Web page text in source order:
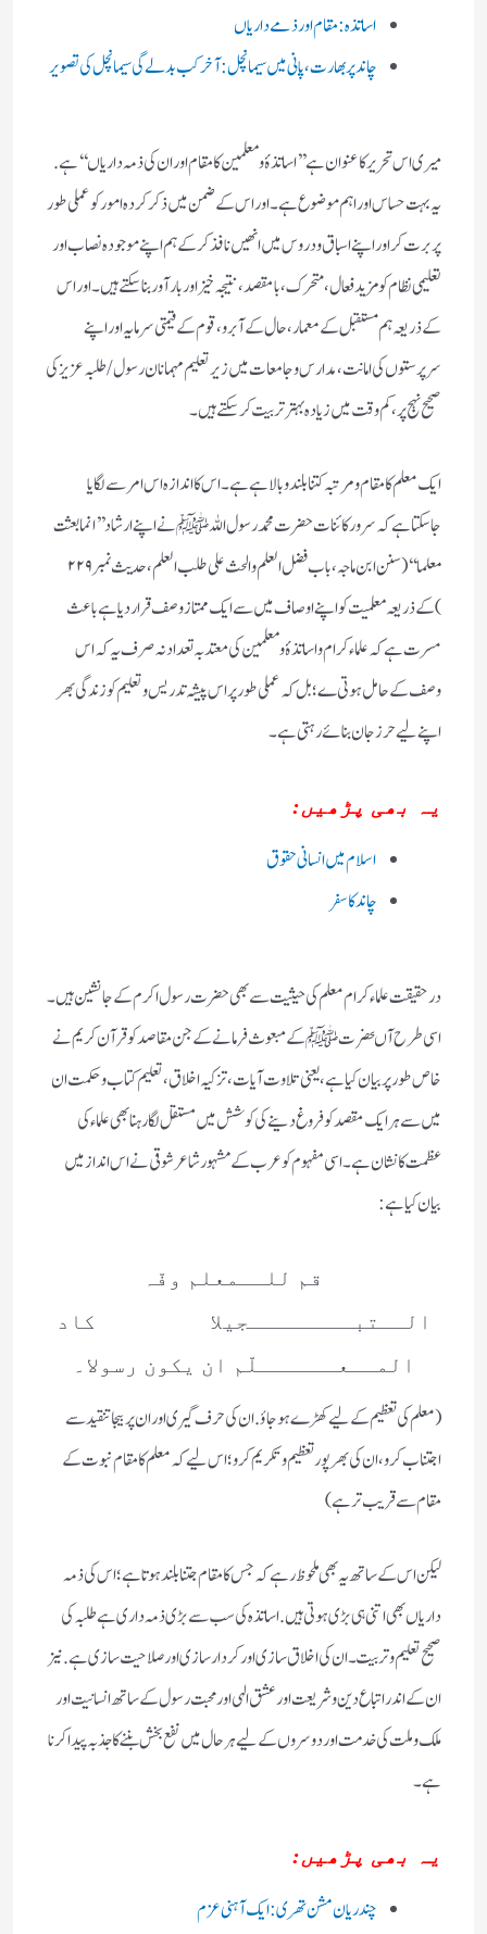
اساتذہ: مقام اور ذمے داریاں
چاند پر بھارت ، پانی میں سیمانچل: آخر کب بدلے گی سیمانچل کی تصویر
میری اس تحریر کاعنوان ہے ’’اساتذۂ و معلمین کا مقام اور ان کی ذمہ داریاں ‘‘ ہے.
یہ بہت حساس اور اہم موضوع ہے ۔اوراس کے ضمن میں ذکر کردہ امور کو عملی طور
پر برت کر اوراپنے اسباق ودروس میں انھیں نافذکر کے ہم اپنے موجودہ نصاب اور
تعلیمی نظام کو مزید فعال ،متحرک ، بامقصد، نتیجہ خیز اور بارآوربنا سکتے ہیں۔اور اس
کے ذریعہ ہم مستقبل کے معمار ، حال کے آبرو،قوم کے قیمتی سرمایہ اور اپنے
سرپرستوں کی امانت، مدارس و جامعات میں زیر تعلیم مہمانان رسول/ طلبہ عزیز کی
صحیح نہج پر، کم وقت میں زیادہ بہتر تربیت کرسکتے ہیں۔
ایک معلم کامقام ومرتبہ کتنا بلند وبالا ہے ہے۔اس کا اندازہ اس امر سے لگایا
جاسکتاہے کہ سرور کائنات حضرت محمد رسول اللہ ﷺ نے اپنے ارشاد ’’انما بعثت
معلما‘‘ (سنن ابن ماجہ ،باب فضل العلم والحث علی طلب العلم ،حدیث نمبر۲۲۹
)کے ذریعہ معلمیت کو اپنے اوصاف میں سے ایک ممتازوصف قرار دیا ہے باعث
مسرت ہے کہ علماء کرام و اساتذۂ و معلمین کی معتد بہ تعداد نہ صرف یہ کہ اس
وصف کے حامل ہوتی ے؛ بل کہ عملی طور پر اس پیشہ تدریس وتعلیم کو زندگی بھر
اپنے لیے حرز جان بنائے رہتی ہے۔
یہ بھی پڑھیں:
اسلام میں انسانی حقوق
چاند کا سفر
در حقیقت علماء کرام معلم کی حیثیت سے بھی حضرت رسول اکرم کے جانشین ہیں ۔
اسی طرح آںحضرتﷺکے مبعوث فرمانے کے جن مقاصد کو قرآ ن کریم نے
خاص طور پر بیان کیا ہے، یعنی تلاوت آیات ،تزکیہ اخلاق، تعلیم کتاب وحکمت ا ن
میں سے ہر ایک مقصد کو فروغ دینے کی کوشش میں مستقل لگارہنا بھی علماء کی
عظمت کانشان ہے ۔اسی مفہوم کو عر ب کے مشہور شاعر شوقی نے اس انداز میں
بیان کیاہے :
قم للــمعلم وفّہ
الــتبــــــــجیلا کاد
المــعــــــلّم ان یکون رسولا۔
(معلم کی تعظیم کے لیے کھڑے ہوجاؤ. ان کی حرف گیری اوران پر بیجا تنقید سے
اجتناب کرو، ان کی بھرپور تعظیم وتکریم کرو؛ اس لیے کہ معلم کا مقام نبوت کے
مقام سے قریب ترہے)
لیکن اس کے ساتھ یہ بھی ملحوظ رہے کہ جس کا مقام جتنا بلند ہوتا ہے؛ اس کی ذمہ
داریاں بھی اتنی ہی بڑی ہوتی ہیں. اساتذہ کی سب سے بڑی ذمہ داری ہے طلبہ کی
صحیح تعلیم وتربیت ۔ان کی اخلاق سازی اور کردار سازی اور صلاحیت سازی ہے.نیز
ان کے اندر اتباع دین و شریعت اور عشق الہی اور محبت رسول کے ساتھ انسانیت اور
ملک وملت کی خدمت اور دوسروں کے لیے ہر حال میں نفع بخش بننے کا جذبہ پیدا کرنا
ہے۔
یہ بھی پڑھیں:
چندریان مشن تھری: ایک آہنی عزم